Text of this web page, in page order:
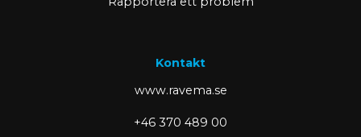
Kontakt
www.ravema.se
+46 370 489 00